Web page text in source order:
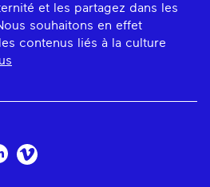
et les partagez dans les
souhaitons en effet
contenus liés à la culture